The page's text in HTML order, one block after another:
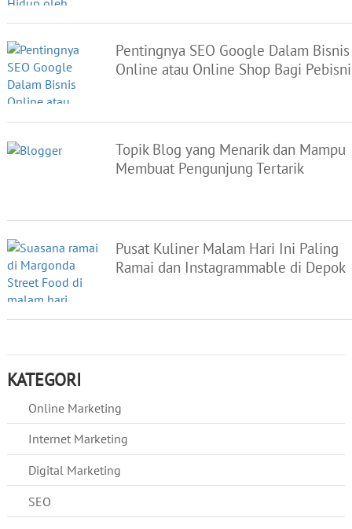
Pentingnya SEO Google Dalam Bisnis
Online atau Online Shop Bagi
Topik Blog yang Menarik dan Mampu
Membuat Pengunjung Tertarik
Pusat Kuliner Malam Hari Ini Paling
Ramai dan Instagrammable di Depok
KATEGORI
Online Marketing
Internet Marketing
Digital Marketing
SEO